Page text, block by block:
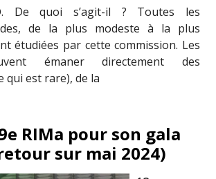
De quoi s’agit-il ? Toutes les
de la plus modeste à la plus
étudiées par cette commission. Les
émaner directement des
qui est rare), de la
RIMa pour son gala
sur mai 2024)